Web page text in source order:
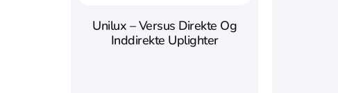
Unilux – Versus Direkte Og
Inddirekte Uplighter